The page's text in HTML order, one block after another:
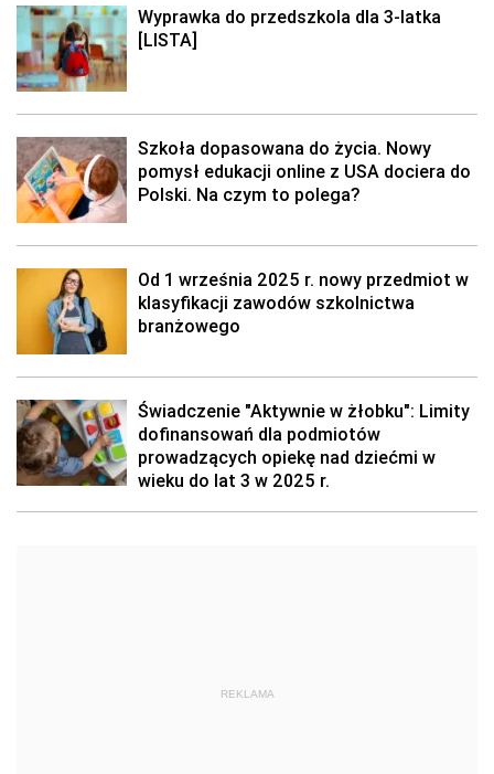
Wyprawka do przedszkola dla 3-latka
[LISTA]
Szkoła dopasowana do życia. Nowy
pomysł edukacji online z USA dociera do
Polski. Na czym to polega?
Od 1 września 2025 r. nowy przedmiot w
klasyfikacji zawodów szkolnictwa
branżowego
Świadczenie "Aktywnie w żłobku": Limity
dofinansowań dla podmiotów
prowadzących opiekę nad dziećmi w
wieku do lat 3 w 2025 r.
REKLAMA